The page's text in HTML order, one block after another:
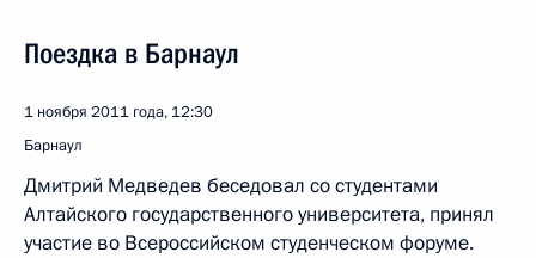
Поездка в Барнаул
1 ноября 2011 года, 12:30
Барнаул
Дмитрий Медведев беседовал со студентами
Алтайского государственного университета, принял
участие во Всероссийском студенческом форуме.